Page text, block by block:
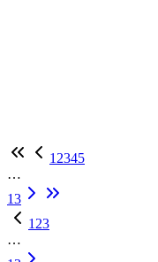
1 2345
…
13
1 23
…